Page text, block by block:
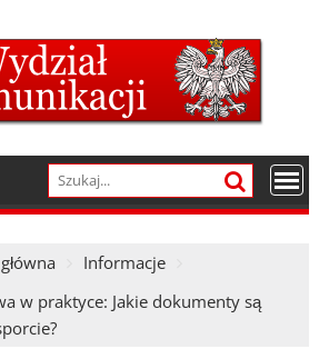
Informacje
w praktyce: Jakie dokumenty są